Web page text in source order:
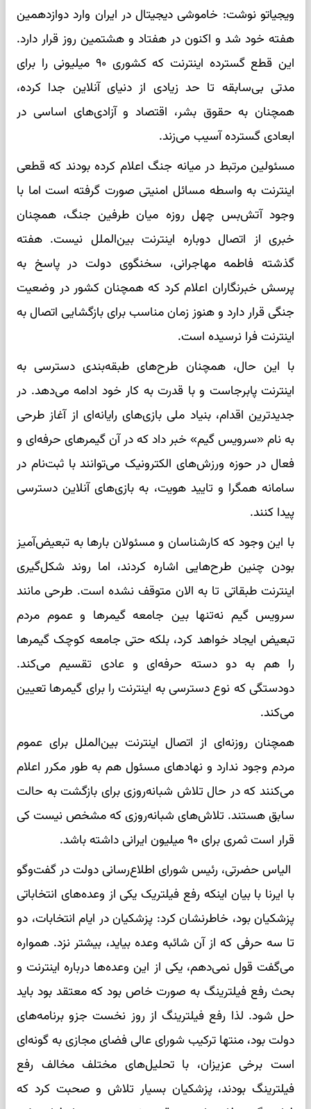
ویجیاتو نوشت: خاموشی دیجیتال در ایران وارد دوازدهمین
هفته خود شد و اکنون در هفتاد و هشتمین روز قرار دارد.
این قطع گسترده اینترنت که کشوری ۹۰ میلیونی را برای
مدتی بی‌سابقه تا حد زیادی از دنیای آنلاین جدا کرده،
همچنان به حقوق بشر، اقتصاد و آزادی‌های اساسی در
ابعادی گسترده آسیب می‌زند.
مسئولین مرتبط در میانه جنگ اعلام کرده بودند که قطعی
اینترنت به واسطه مسائل امنیتی صورت گرفته است اما با
وجود آتش‌بس چهل روزه میان طرفین جنگ، همچنان
خبری از اتصال دوباره اینترنت بین‌الملل نیست. هفته
گذشته فاطمه مهاجرانی، سخنگوی دولت در پاسخ به
پرسش خبرنگاران اعلام کرد که همچنان کشور در وضعیت
جنگی قرار دارد و هنوز زمان مناسب برای بازگشایی اتصال به
اینترنت فرا نرسیده است.
با این حال، همچنان طرح‌های طبقه‌بندی دسترسی به
اینترنت پابرجاست و با قدرت به کار خود ادامه می‌دهد. در
جدیدترین اقدام، بنیاد ملی بازی‌های رایانه‌ای از آغاز طرحی
به نام «سرویس گیم» خبر داد که در آن گیمرهای حرفه‌ای و
فعال در حوزه ورزش‌های الکترونیک می‌توانند با ثبت‌نام در
سامانه همگرا و تایید هویت، به بازی‌های آنلاین دسترسی
پیدا کنند.
با این وجود که کارشناسان و مسئولان بارها به تبعیض‌آمیز
بودن چنین طرح‌هایی اشاره کردند، اما روند شکل‌گیری
اینترنت طبقاتی تا به الان متوقف نشده است. طرحی مانند
سرویس گیم نه‌تنها بین جامعه گیمرها و عموم مردم
تبعیض ایجاد خواهد کرد، بلکه حتی جامعه کوچک گیمرها
را هم به دو دسته حرفه‌ای و عادی تقسیم می‌کند.
دودستگی که نوع دسترسی به اینترنت را برای گیمرها تعیین
می‌کند.
همچنان روزنه‌ای از اتصال اینترنت بین‌الملل برای عموم
مردم وجود ندارد و نهادهای مسئول هم به طور مکرر اعلام
می‌کنند که در حال تلاش شبانه‌روزی برای بازگشت به حالت
سابق هستند. تلاش‌های شبانه‌روزی که مشخص نیست کی
قرار است ثمری برای ۹۰ میلیون ایرانی داشته باشد.
الیاس حضرتی، رئیس شورای اطلاع‌رسانی دولت در گفت‌وگو
با ایرنا با بیان اینکه رفع فیلتریک یکی از وعده‌های انتخاباتی
پزشکیان بود، خاطرنشان کرد: پزشکیان در ایام انتخابات، دو
تا سه حرفی که از آن شائبه وعده بیاید، بیشتر نزد. همواره
می‌گفت قول نمی‌دهم، یکی از این وعده‌ها درباره اینترنت و
بحث رفع فیلترینگ به صورت خاص بود که معتقد بود باید
حل شود. لذا رفع فیلترینگ از روز نخست جزو برنامه‌های
دولت بود، منتها ترکیب شورای عالی فضای مجازی به گونه‌ای
است برخی عزیزان، با تحلیل‌های مختلف مخالف رفع
فیلترینگ بودند، پزشکیان بسیار تلاش و صحبت کرد که